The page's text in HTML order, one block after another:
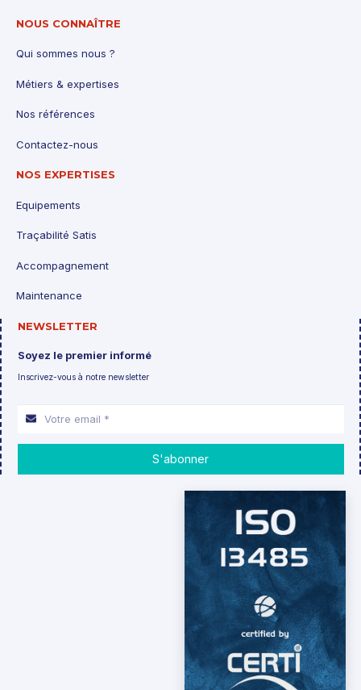
NOUS CONNAÎTRE
Qui sommes nous ?
Métiers & expertises
Nos références
Contactez-nous
NOS EXPERTISES
Equipements
Traçabilité Satis
Accompagnement
Maintenance
NEWSLETTER
Soyez le premier informé
Inscrivez-vous à notre newsletter
S'abonner